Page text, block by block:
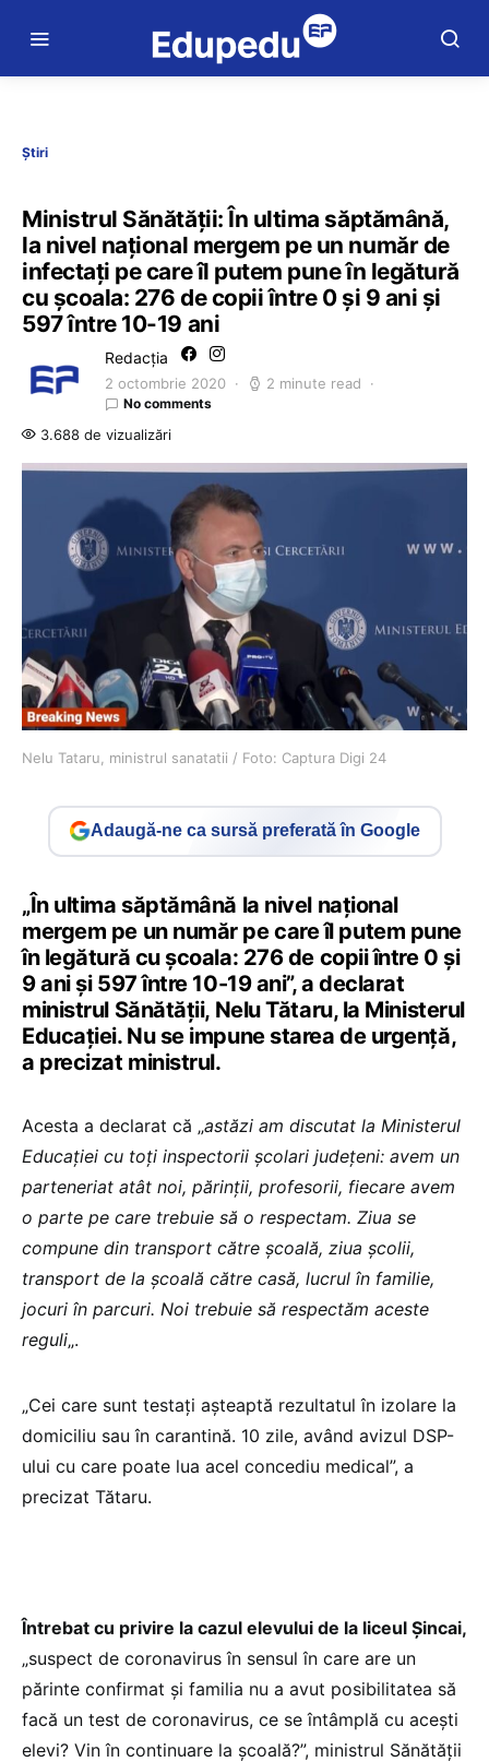
Știri
Ministrul Sănătății: În ultima săptămână,
la nivel național mergem pe un număr de
infectați pe care îl putem pune în legătură
cu școala: 276 de copii între 0 și 9 ani și
597 între 10-19 ani
Redacția
2 octombrie 2020 2 minute read
No comments
3.688 de vizualizări
Nelu Tataru, ministrul sanatatii / Foto: Captura Digi 24
Adaugă-ne ca sursă preferată în Google
„În ultima săptămână la nivel național
mergem pe un număr pe care îl putem pune
în legătură cu școala: 276 de copii între 0 și
9 ani și 597 între 10-19 ani”, a declarat
ministrul Sănătății, Nelu Tătaru, la Ministerul
Educației. Nu se impune starea de urgență,
a precizat ministrul.
Acesta a declarat că „astăzi am discutat la Ministerul
Educației cu toți inspectorii școlari județeni: avem un
parteneriat atât noi, părinții, profesorii, fiecare avem
o parte pe care trebuie să o respectam. Ziua se
compune din transport către școală, ziua școlii,
transport de la școală către casă, lucrul în familie,
jocuri în parcuri. Noi trebuie să respectăm aceste
reguli„.
„Cei care sunt testați așteaptă rezultatul în izolare la
domiciliu sau în carantină. 10 zile, având avizul DSP-
ului cu care poate lua acel concediu medical”, a
precizat Tătaru.
Întrebat cu privire la cazul elevului de la liceul Șincai,
„suspect de coronavirus în sensul în care are un
părinte confirmat și familia nu a avut posibilitatea să
facă un test de coronavirus, ce se întâmplă cu acești
elevi? Vin în continuare la școală?”, ministrul Sănătății